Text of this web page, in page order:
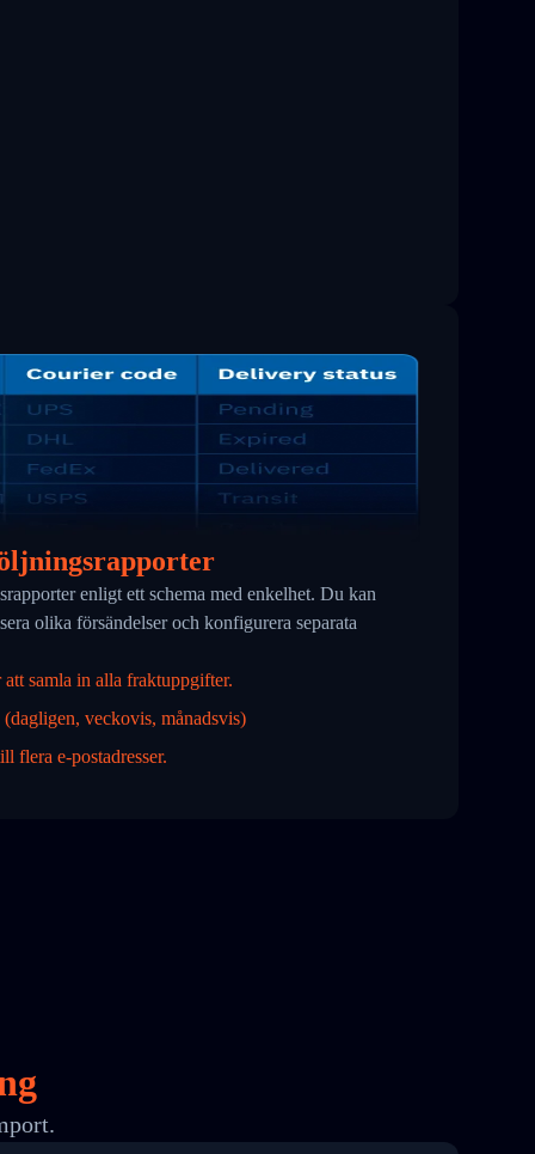
enligt ett schema med enkelhet. Du kan
olika försändelser och konfigurera separata
samla in alla fraktuppgifter.
veckovis, månadsvis)
flera e-postadresser.